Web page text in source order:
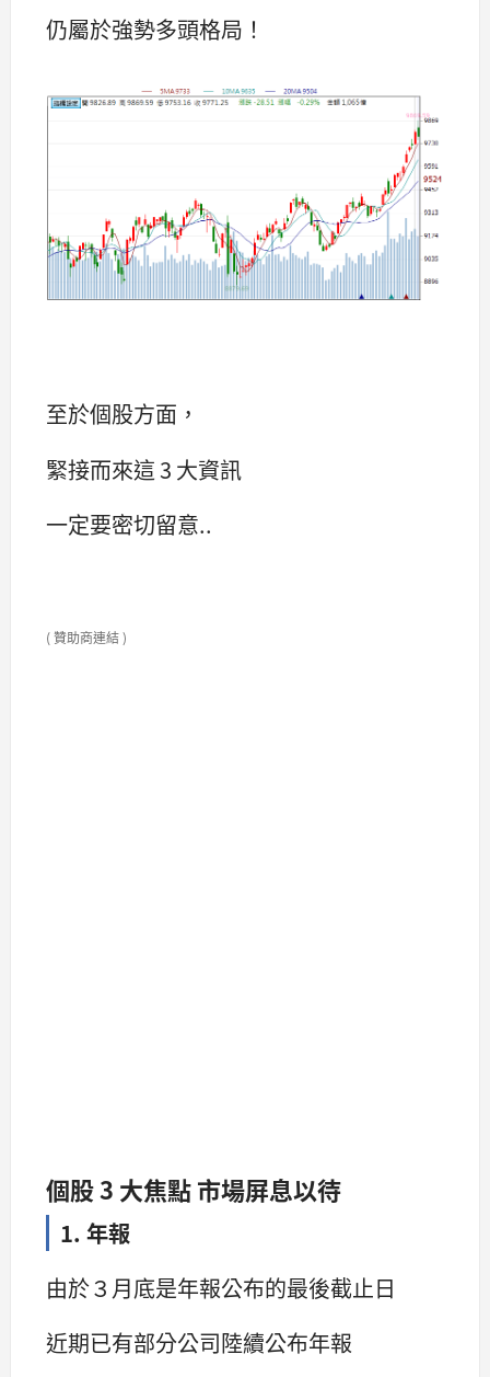
仍屬於強勢多頭格局！
至於個股方面，
緊接而來這 3 大資訊
一定要密切留意..
( 贊助商連結 )
個股 3 大焦點 市場屏息以待
1. 年報
由於３月底是年報公布的最後截止日
近期已有部分公司陸續公布年報